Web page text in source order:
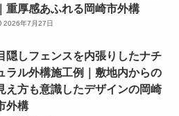
｜重厚感あふれる岡崎市外構
2026年7月27日
隠しフェンスを内張りしたナチ
ラル外構施工例｜敷地内からの
え方も意識したデザインの岡崎
外構